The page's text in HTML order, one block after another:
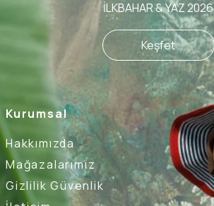
Kurumsal
Hakkımızda
Mağazalarımız
Gizlilik Güvenlik
İLKBAHAR & YAZ 2026
Keşfet